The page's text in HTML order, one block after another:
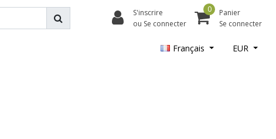
S'inscrire
ou Se connecter
0
Panier
Se connecter
Français EUR